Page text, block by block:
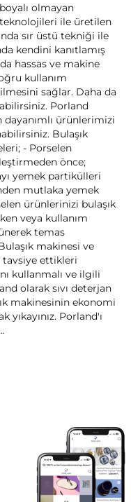
olmayan
ile üretilen
sır üstü tekniği ile
kendini kanıtlamış
hassas ve makine
kullanım
sağlar. Daha da
Porland
ürünlerimizi
Bulaşık
- Porselen
önce;
yemek partikülleri
mutlaka yemek
ürünlerinizi bulaşık
veya kullanım
temas
makinesi ve
ettikleri
kullanmalı ve ilgili
olarak sıvı deterjan
makinesinin ekonomi
yıkayınız. Porland'ı